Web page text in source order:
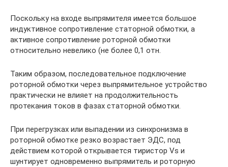
Поскольку на входе выпрямителя имеется большое
индуктивное сопротивление статорной обмотки, а
активное сопротивление роторной обмотки
относительно невелико (не более 0,1 отн.
Таким образом, последовательное подключение
роторной обмотки через выпрямительное устройство
практически не влияет на продолжительность
протекания токов в фазах статорной обмотки.
При перегрузках или выпадении из синхронизма в
роторной обмотке резко возрастает ЭДС, под
действием которой открывается тиристор Vs и
шунтирует одновременно выпрямитель и роторную